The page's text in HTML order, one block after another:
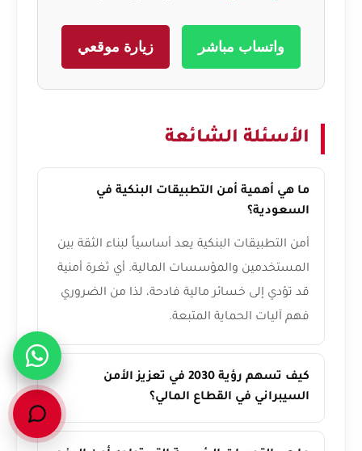
واتساب مباشر زيارة موقعي
الأسئلة الشائعة
ما هي أهمية أمن التطبيقات البنكية في
السعودية؟
أمن التطبيقات البنكية يعد أساسياً لبناء الثقة بين
المستخدمين والمؤسسات المالية. أي ثغرة أمنية
قد تؤدي إلى خسائر مالية فادحة، لذا من الضروري
فهم آليات الحماية المتبعة.
كيف تسهم رؤية 2030 في تعزيز الأمن
السيبراني في القطاع المالي؟